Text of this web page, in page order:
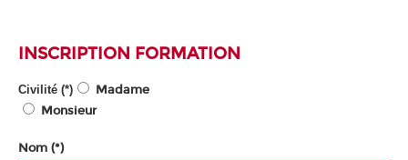
INSCRIPTION FORMATION
Civilité (*)
Madame
Monsieur
Nom (*)